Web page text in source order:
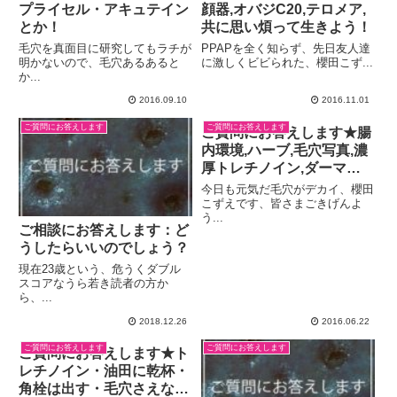
プライセル・アキュテイン
とか！
毛穴を真面目に研究してもラチが
明かないので、毛穴あるあると
か...
2016.09.10
顔器,オバジC20,テロメア,
共に思い煩って生きよう！
PPAPを全く知らず、先日友人達
に激しくビビられた、櫻田こず...
2016.11.01
ご質問にお答えします
ご相談にお答えします：ど
うしたらいいのでしょう？
現在23歳という、危うくダブル
スコアなうら若き読者の方か
ら、...
2018.12.26
ご質問にお答えします
ご質問にお答えします★腸
内環境,ハーブ,毛穴写真,濃
厚トレチノイン,ダーマロ
ーラー
今日も元気だ毛穴がデカイ、櫻田
こずえです、皆さまごきげんよ
う...
2016.06.22
ご質問にお答えします
ご質問にお答えします★ト
レチノイン・油田に乾杯・
角栓は出す・毛穴さえなけ
ご質問にお答えします